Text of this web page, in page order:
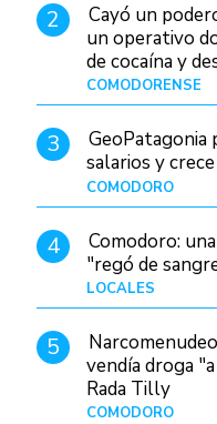
2
Cayó un
un operativo
de cocaína y
Patagonia
COMODORENSE
3
GeoPatagonia
salarios y
COMODORO
4
Comodoro:
"regó de
LOCALES
5
vendía droga
Rada Tilly
COMODORO